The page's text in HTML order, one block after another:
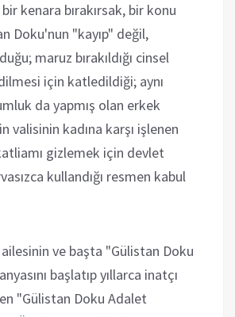
kenara bırakırsak, bir konu
Doku'nun "kayıp" değil,
maruz bırakıldığı cinsel
için katledildiği; aynı
da yapmış olan erkek
valisinin kadına karşı işlenen
gizlemek için devlet
kullandığı resmen kabul
ve başta "Gülistan Doku
başlatıp yıllarca inatçı
"Gülistan Doku Adalet